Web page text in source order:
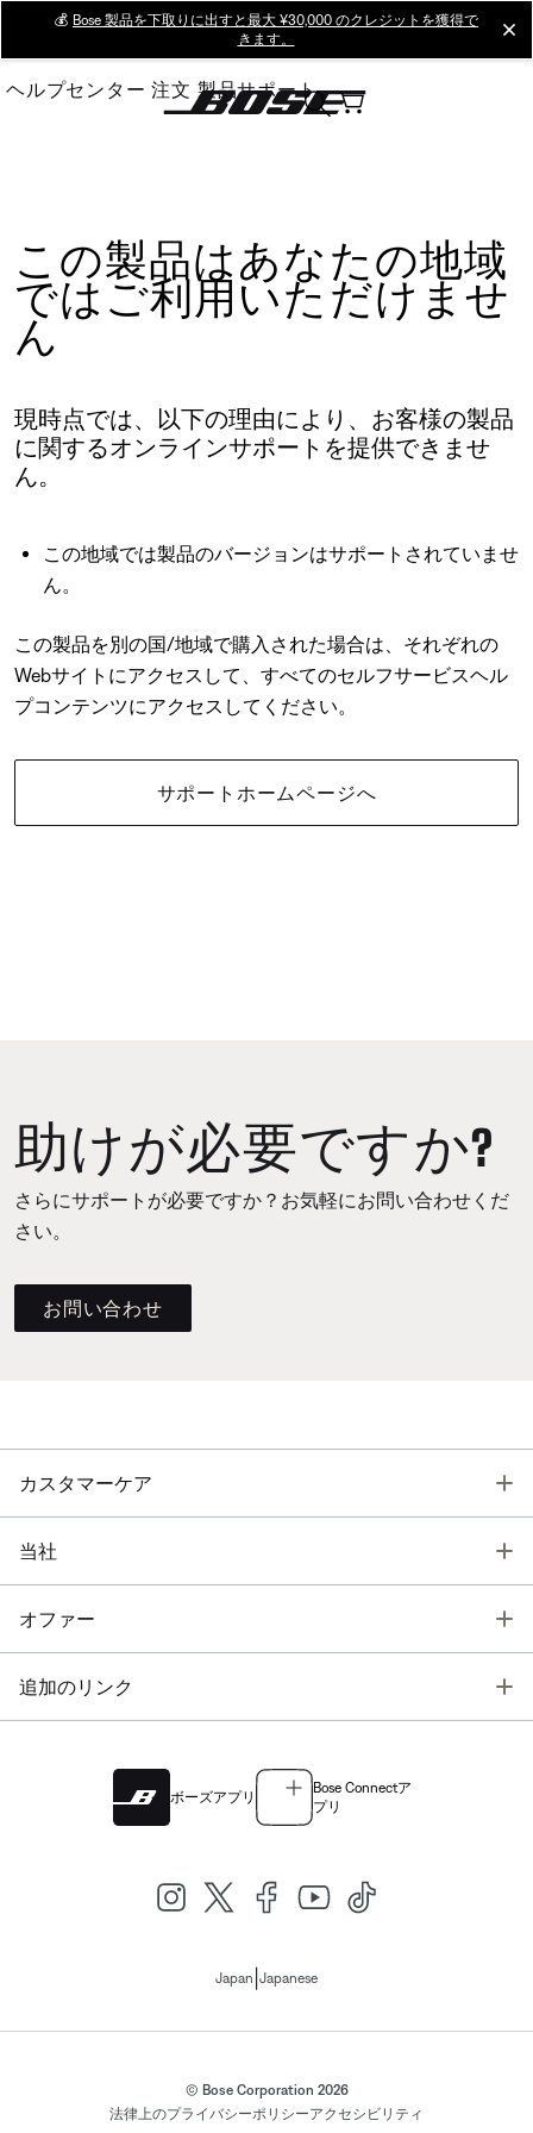
Main
💰 Bose 製品を下取りに出すと最大 ¥30,000 のクレジットを獲得で
きます。
ヘルプセンター 注文 製品サポート
この製品はあなたの地域
ではご利用いただけませ
ん
現時点では、以下の理由により、お客様の製品
に関するオンラインサポートを提供できませ
ん。
この地域では製品のバージョンはサポートされていませ
ん。
この製品を別の国/地域で購入された場合は、それぞれの
Webサイトにアクセスして、すべてのセルフサービスヘル
プコンテンツにアクセスしてください。
サポートホームページへ
助けが必要ですか?
さらにサポートが必要ですか？お気軽にお問い合わせくだ
さい。
お問い合わせ
カスタマーケア
当社
オファー
追加のリンク
ボーズアプリ
Bose Connectア
プリ
Japan Japanese
© Bose Corporation 2026
法律上のプライバシーポリシーアクセシビリティ